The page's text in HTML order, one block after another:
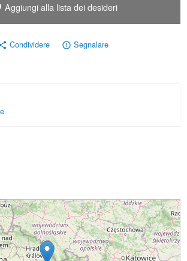
Aggiungi alla lista dei desideri
Condividere error_outline Segnalare
Caricamento...